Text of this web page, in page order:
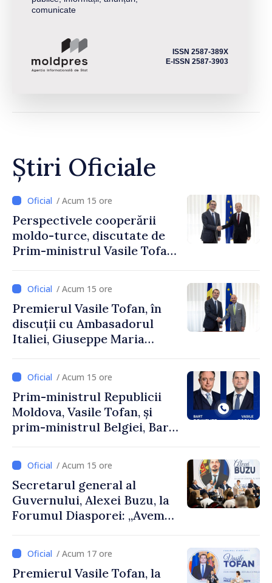
comunicate
ISSN 2587-389X
E-ISSN 2587-3903
Știri Oficiale
/ Acum 15 ore
Perspectivele cooperării
moldo-turce, discutate de
Prim-ministrul Vasile Tofan
Uygar Mustafa Sertel
/ Acum 15 ore
Premierul Vasile Tofan, în
discuții cu Ambasadorul
Italiei, Giuseppe Maria
/ Acum 15 ore
Prim-ministrul Republicii
Moldova, Vasile Tofan, și
prim-ministrul Belgiei, Bart
despre parcursul european
al Republicii Moldova.
/ Acum 15 ore
Secretarul general al
Guvernului, Alexei Buzu, la
Forumul Diasporei: „Avem
dumneavoastră pentru a
construi comunități mai
puternice”
/ Acum 17 ore
Premierul Vasile Tofan, la